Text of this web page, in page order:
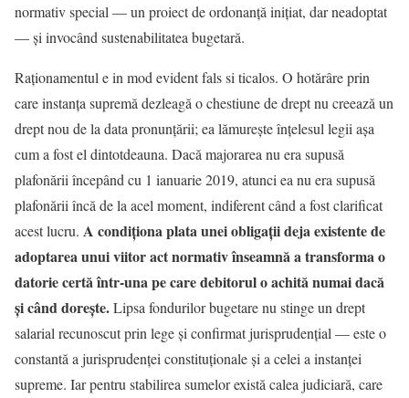
normativ special — un proiect de ordonanță inițiat, dar neadoptat
— și invocând sustenabilitatea bugetară.
Raționamentul e in mod evident fals si ticalos. O hotărâre prin
care instanța supremă dezleagă o chestiune de drept nu creează un
drept nou de la data pronunțării; ea lămurește înțelesul legii așa
cum a fost el dintotdeauna. Dacă majorarea nu era supusă
plafonării începând cu 1 ianuarie 2019, atunci ea nu era supusă
plafonării încă de la acel moment, indiferent când a fost clarificat
acest lucru. A condiționa plata unei obligații deja existente de
adoptarea unui viitor act normativ înseamnă a transforma o
datorie certă într-una pe care debitorul o achită numai dacă
și când dorește.Lipsa fondurilor bugetare nu stinge un drept
salarial recunoscut prin lege și confirmat jurisprudențial — este o
constantă a jurisprudenței constituționale și a celei a instanței
supreme. Iar pentru stabilirea sumelor există calea judiciară, care